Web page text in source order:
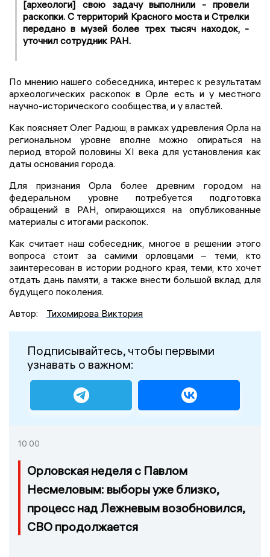
[археологи] свою задачу выполнили - провели
раскопки. С территорий Красного моста и Стрелки
передано в музей более трех тысяч находок, -
уточнил сотрудник РАН.
По мнению нашего собеседника, интерес к результатам
археологических раскопок в Орле есть и у местного
научно-исторического сообщества, и у властей.
Как поясняет Олег Радюш, в рамках удревления Орла на
региональном уровне вполне можно опираться на
период второй половины XI века для установления как
даты основания города.
Для признания Орла более древним городом на
федеральном уровне потребуется подготовка
обращений в РАН, опирающихся на опубликованные
материалы с итогами раскопок.
Как считает наш собеседник, многое в решении этого
вопроса стоит за самими орловцами – теми, кто
заинтересован в истории родного края, теми, кто хочет
отдать дань памяти, а также внести большой вклад для
будущего поколения.
Автор:
Тихомирова Виктория
Подписывайтесь, чтобы первыми
узнавать о важном:
10:00
Орловская неделя с Павлом
Несмеловым: выборы уже близко,
процесс над Лежневым возобновился,
СВО продолжается